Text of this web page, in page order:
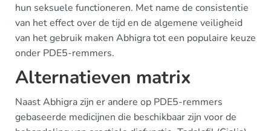
hun seksuele functioneren. Met name de consistentie
van het effect over de tijd en de algemene veiligheid
van het gebruik maken Abhigra tot een populaire keuze
onder PDE5-remmers.
Alternatieven matrix
Naast Abhigra zijn er andere op PDE5-remmers
gebaseerde medicijnen die beschikbaar zijn voor de